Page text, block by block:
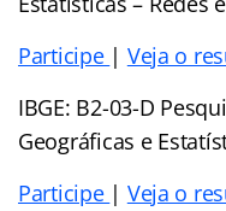
Participe | Veja o
IBGE: B2-03-D
Geográficas e
Participe | Veja o